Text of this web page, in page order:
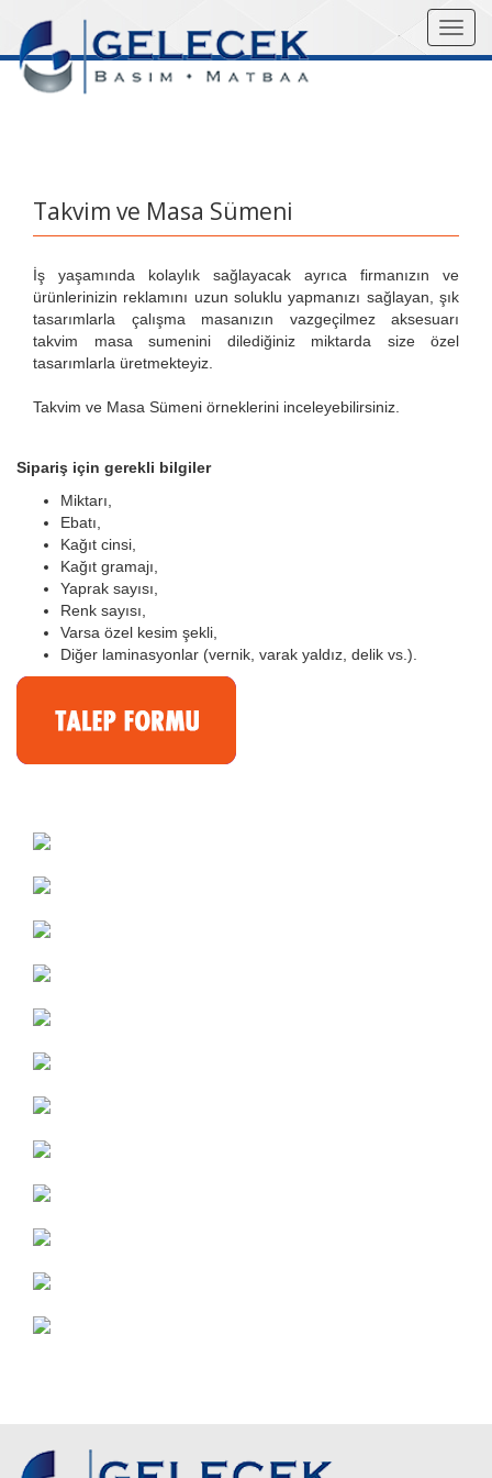
Mobil
Takvim ve Masa Sümeni
İş yaşamında kolaylık sağlayacak ayrıca firmanızın ve
ürünlerinizin reklamını uzun soluklu yapmanızı sağlayan, şık
tasarımlarla çalışma masanızın vazgeçilmez aksesuarı
takvim masa sumenini dilediğiniz miktarda size özel
tasarımlarla üretmekteyiz.
Takvim ve Masa Sümeni örneklerini inceleyebilirsiniz.
Sipariş için gerekli bilgiler
Miktarı,
Ebatı,
Kağıt cinsi,
Kağıt gramajı,
Yaprak sayısı,
Renk sayısı,
Varsa özel kesim şekli,
Diğer laminasyonlar (vernik, varak yaldız, delik vs.).